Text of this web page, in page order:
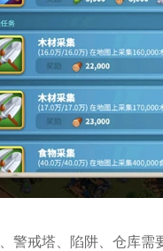
警戒塔、陷阱、仓库